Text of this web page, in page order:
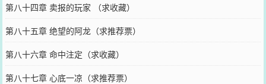
第八十四章 卖报的玩家 （求收藏）
第八十五章 绝望的阿龙（求推荐票）
第八十六章 命中注定（求收藏）
第八十七章 心底一凉（求推荐票）